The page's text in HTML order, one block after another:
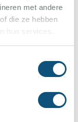
met andere
die ze hebben
hun services.
Mitten im
besuchen,
minütige